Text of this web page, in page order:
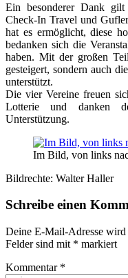
Ein besonderer Dank
Check-In Travel und
hat es ermöglicht, diese
bedanken sich die
haben. Mit der großen
gesteigert, sondern auch
unterstützt.
Die vier Vereine freuen
Lotterie und danken
Unterstützung.
Im Bild, von links
Bildrechte: Walter Haller
Schreibe einen
Deine E-Mail-Adresse
Felder sind mit * markiert
Kommentar *